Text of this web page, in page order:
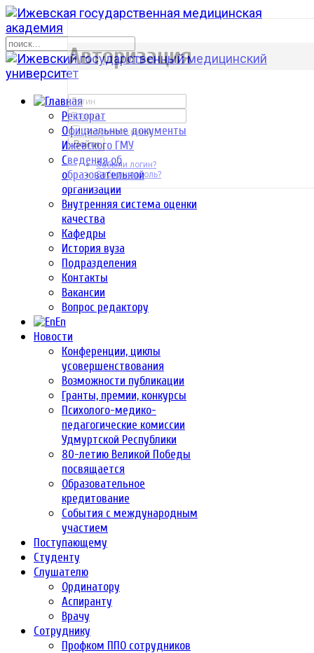
Ректорат
Официальные документы
Ижевского ГМУ
Сведения об
образовательной
организации
Внутренняя система оценки
качества
Кафедры
История вуза
Подразделения
Контакты
Вакансии
Вопрос редактору
En
Новости
Конференции, циклы
усовершенствования
Возможности публикации
Гранты, премии, конкурсы
Психолого-медико-
педагогические комиссии
Удмуртской Республики
80-летию Великой Победы
посвящается
Образовательное
кредитование
События с международным
участием
Поступающему
Студенту
Слушателю
Ординатору
Аспиранту
Врачу
Сотруднику
Профком ППО сотрудников
р
Авторизация
Запомнить меня
Войти
Забыли логин?
Забыли пароль?